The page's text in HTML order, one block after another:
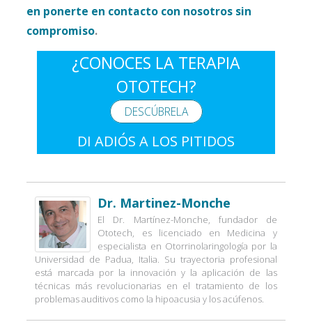
en ponerte en contacto con nosotros sin
compromiso.
¿CONOCES LA TERAPIA
OTOTECH?
DESCÚBRELA
DI ADIÓS A LOS PITIDOS
Dr. Martinez-Monche
El Dr. Martínez-Monche, fundador de
Ototech, es licenciado en Medicina y
especialista en Otorrinolaringología por la
Universidad de Padua, Italia. Su trayectoria profesional
está marcada por la innovación y la aplicación de las
técnicas más revolucionarias en el tratamiento de los
problemas auditivos como la hipoacusia y los acúfenos.